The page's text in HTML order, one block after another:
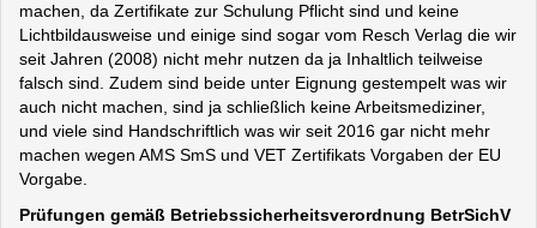
machen, da Zertifikate zur Schulung Pflicht sind und keine
Lichtbildausweise und einige sind sogar vom Resch Verlag die wir
seit Jahren (2008) nicht mehr nutzen da ja Inhaltlich teilweise
falsch sind. Zudem sind beide unter Eignung gestempelt was wir
auch nicht machen, sind ja schließlich keine Arbeitsmediziner,
und viele sind Handschriftlich was wir seit 2016 gar nicht mehr
machen wegen AMS SmS und VET Zertifikats Vorgaben der EU
Vorgabe.
Prüfungen gemäß Betriebssicherheitsverordnung BetrSichV